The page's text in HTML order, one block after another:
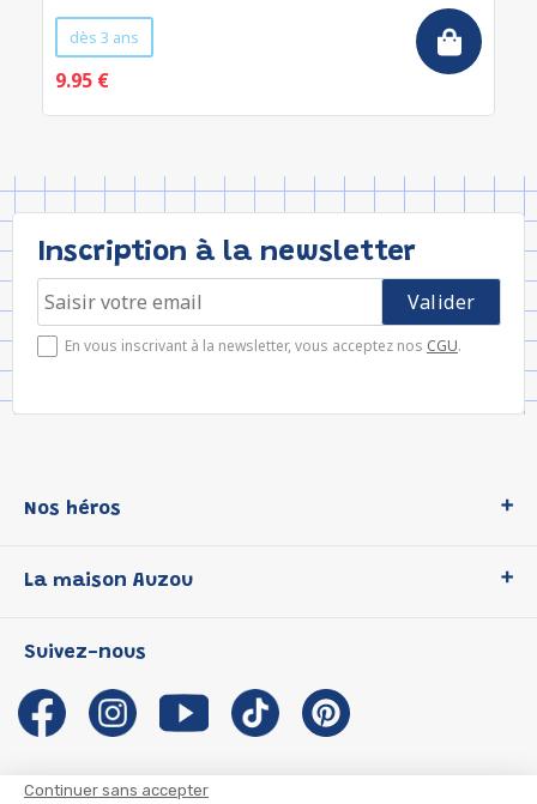
Continuer sans accepter
dès 3 ans
9.95 €
Inscription à la newsletter
En vous inscrivant à la newsletter, vous acceptez nos CGU.
Nos héros
P'tit Loup
Les Influenceuses
Migali
Petite Taupe
La maison Auzou
Notre histoire
Auzou s'engage
Auteurs et illustrateurs Auzou
Suivez-nous